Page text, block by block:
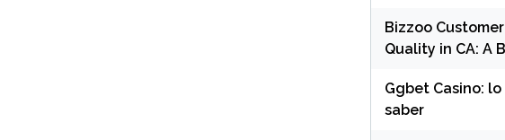
Bizzoo
Quality in CA: A
Ggbet Casino:
saber